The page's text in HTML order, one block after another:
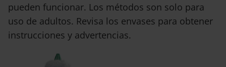
pueden funcionar. Los métodos son solo para
uso de adultos. Revisa los envases para obtener
instrucciones y advertencias.